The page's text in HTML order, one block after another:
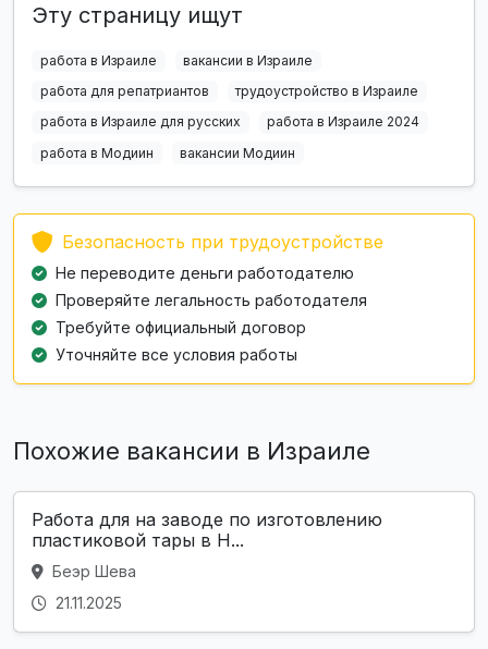
Эту страницу ищут
работа в Израиле
вакансии в Израиле
работа для репатриантов
трудоустройство в Израиле
работа в Израиле для русских
работа в Израиле 2024
работа в Модиин
вакансии Модиин
Безопасность при трудоустройстве
Не переводите деньги работодателю
Проверяйте легальность работодателя
Требуйте официальный договор
Уточняйте все условия работы
Похожие вакансии в Израиле
Работа для на заводе по изготовлению
пластиковой тары в Н...
Беэр Шева
21.11.2025